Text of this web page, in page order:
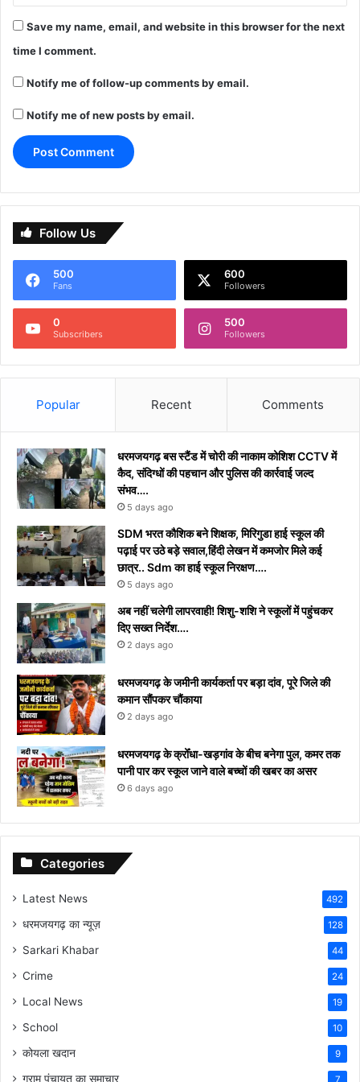
Save my name, email, and website in this browser for the next
time I comment.
Notify me of follow-up comments by email.
Notify me of new posts by email.
Follow Us
500
Fans
600
Followers
0
Subscribers
500
Followers
Popular Recent Comments
धरमजयगढ़ बस स्टैंड में चोरी की नाकाम कोशिश CCTV में
कैद, संदिग्धों की पहचान और पुलिस की कार्रवाई जल्द
संभव….
5 days ago
​SDM भरत कौशिक बने शिक्षक, मिरिगुडा हाई स्कूल की
पढ़ाई पर उठे बड़े सवाल,हिंदी लेखन में कमजोर मिले कई
छात्र.. Sdm का हाई स्कूल निरक्षण….
5 days ago
अब नहीं चलेगी लापरवाही! शिशु-शशि ने स्कूलों में पहुंचकर
दिए सख्त निर्देश….
2 days ago
धरमजयगढ़ के जमीनी कार्यकर्ता पर बड़ा दांव, पूरे जिले की
कमान सौंपकर चौंकाया
2 days ago
धरमजयगढ़ के क्रोँधा-खड़गांव ​के बीच बनेगा पुल, कमर तक
पानी पार कर स्कूल जाने वाले बच्चों की खबर का असर​
6 days ago
Categories
Latest News 492
धरमजयगढ़ का न्यूज़ 128
Sarkari Khabar 44
Crime 24
Local News 19
School 10
कोयला खदान 9
ग्राम पंचायत का समाचार